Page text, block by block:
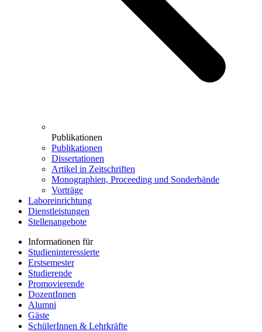
Publikationen
Publikationen
Dissertationen
Artikel in Zeitschriften
Monographien, Proceeding und Sonderbände
Vorträge
Laboreinrichtung
Dienstleistungen
Stellenangebote
Informationen für
Studieninteressierte
Erstsemester
Studierende
Promovierende
DozentInnen
Alumni
Gäste
SchülerInnen & Lehrkräfte